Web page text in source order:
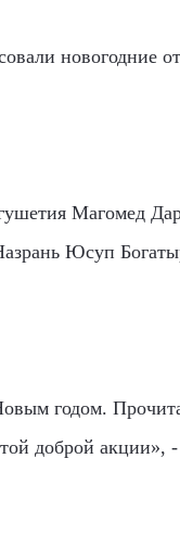
новогодние
Магомед
Юсуп
годом.
доброй акции»,